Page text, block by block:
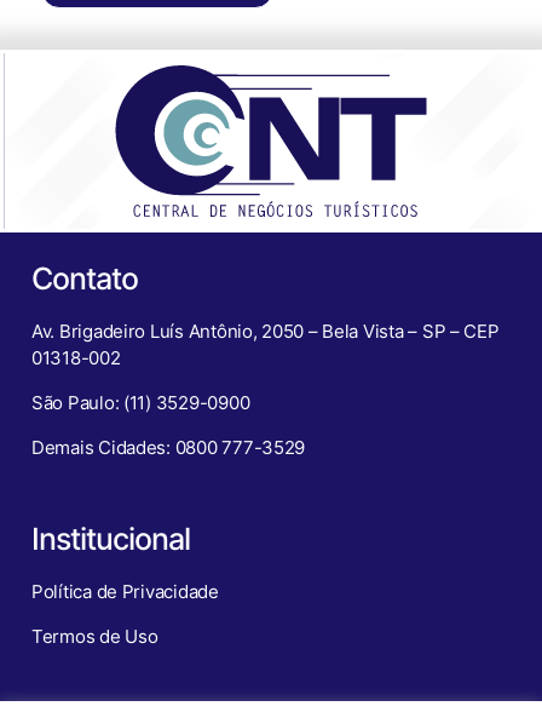
Contato
Av. Brigadeiro Luís Antônio, 2050 – Bela Vista – SP – CEP
01318-002
São Paulo: (11) 3529-0900
Demais Cidades: 0800 777-3529
Institucional
Política de Privacidade
Termos de Uso